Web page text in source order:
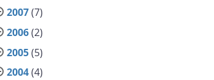
2007(7)
2006(2)
2005(5)
2004(4)